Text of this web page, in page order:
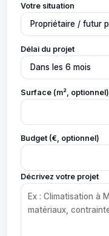
Votre situation
Délai du projet
Surface (m², optionnel)
Budget (€, optionnel)
Décrivez votre projet